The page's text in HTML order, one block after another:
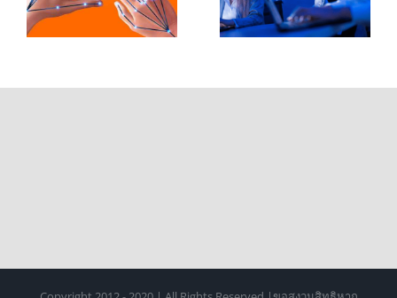
Tracking ในการ
Hand Tracking
มืออาชีพ